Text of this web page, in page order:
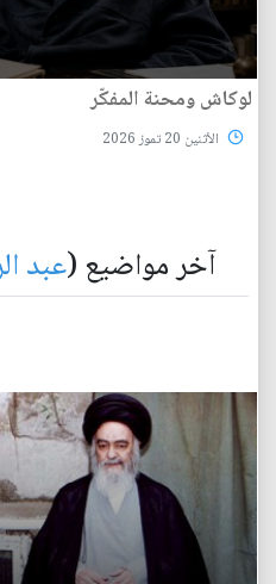
لوكاش ومحنة المفكّر
الأثنين 20 تموز 2026
آخر مواضيع (عبد